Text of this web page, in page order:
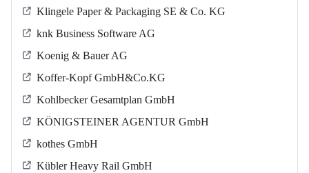
Klingele Paper & Packaging SE & Co. KG
knk Business Software AG
Koenig & Bauer AG
Koffer-Kopf GmbH&Co.KG
Kohlbecker Gesamtplan GmbH
KÖNIGSTEINER AGENTUR GmbH
kothes GmbH
Kübler Heavy Rail GmbH